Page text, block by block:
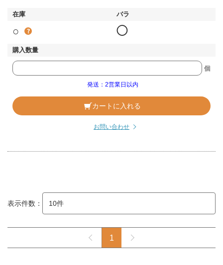
○ ◯
個
発送：2営業日以内
カートに入れる
お問い合わせ
表示件数：
1